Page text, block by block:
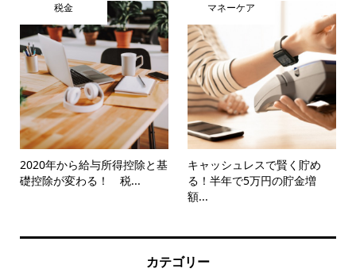
税金
2020年から給与所得控除と基
礎控除が変わる！ 税...
マネーケア
キャッシュレスで賢く貯め
る！半年で5万円の貯金増
額...
カテゴリー